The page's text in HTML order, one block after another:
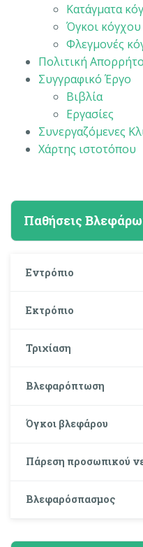
Κατάγματα
Όγκοι κόγχου
Φλεγμονές
Πολιτική
Συγγραφικό Έργο
Βιβλία
Εργασίες
Συνεργαζόμενες
Χάρτης ιστοτόπου
Παθήσεις
Εντρόπιο
Εκτρόπιο
Τριχίαση
Βλεφαρόπτωση
Όγκοι βλεφάρου
Πάρεση προσωπικού
Βλεφαρόσπασμος